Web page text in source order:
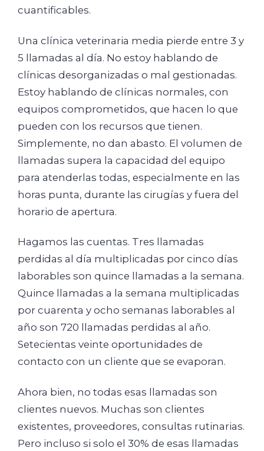
cuantificables.
Una clínica veterinaria media pierde entre 3 y
5 llamadas al día. No estoy hablando de
clínicas desorganizadas o mal gestionadas.
Estoy hablando de clínicas normales, con
equipos comprometidos, que hacen lo que
pueden con los recursos que tienen.
Simplemente, no dan abasto. El volumen de
llamadas supera la capacidad del equipo
para atenderlas todas, especialmente en las
horas punta, durante las cirugías y fuera del
horario de apertura.
Hagamos las cuentas. Tres llamadas
perdidas al día multiplicadas por cinco días
laborables son quince llamadas a la semana.
Quince llamadas a la semana multiplicadas
por cuarenta y ocho semanas laborables al
año son 720 llamadas perdidas al año.
Setecientas veinte oportunidades de
contacto con un cliente que se evaporan.
Ahora bien, no todas esas llamadas son
clientes nuevos. Muchas son clientes
existentes, proveedores, consultas rutinarias.
Pero incluso si solo el 30% de esas llamadas